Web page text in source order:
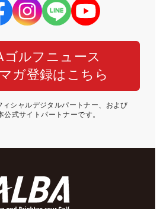
ゴルフニュース
ガ登録はこちら
ィシャルデジタルパートナー、および
公式サイトパートナーです。